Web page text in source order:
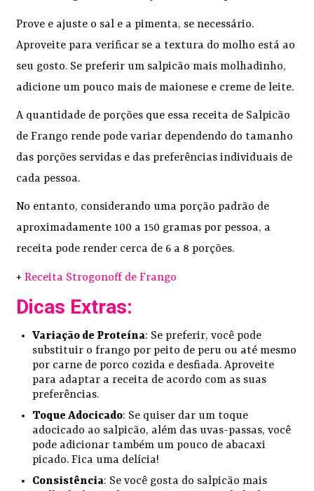
Prove e ajuste o sal e a pimenta, se necessário.
Aproveite para verificar se a textura do molho está ao
seu gosto. Se preferir um salpicão mais molhadinho,
adicione um pouco mais de maionese e creme de leite.
A quantidade de porções que essa receita de Salpicão
de Frango rende pode variar dependendo do tamanho
das porções servidas e das preferências individuais de
cada pessoa.
No entanto, considerando uma porção padrão de
aproximadamente 100 a 150 gramas por pessoa, a
receita pode render cerca de 6 a 8 porções.
+Receita Strogonoff de Frango
Dicas Extras:
Variação de Proteína: Se preferir, você pode
substituir o frango por peito de peru ou até mesmo
por carne de porco cozida e desfiada. Aproveite
para adaptar a receita de acordo com as suas
preferências.
Toque Adocicado: Se quiser dar um toque
adocicado ao salpicão, além das uvas-passas, você
pode adicionar também um pouco de abacaxi
picado. Fica uma delícia!
Consistência: Se você gosta do salpicão mais